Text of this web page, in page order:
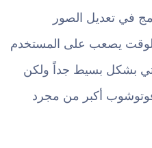
في تعديل الصور
يصعب على المستخدم
بشكل بسيط جداً ولكن
أكبر من مجرد